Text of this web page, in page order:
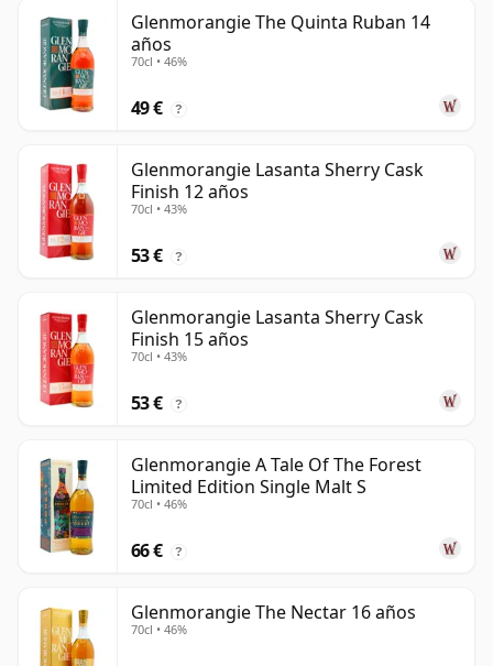
Glenmorangie The Quinta Ruban 14
años
70cl • 46%
49 € ?
Glenmorangie Lasanta Sherry Cask
Finish 12 años
70cl • 43%
53 € ?
Glenmorangie Lasanta Sherry Cask
Finish 15 años
70cl • 43%
53 € ?
Glenmorangie A Tale Of The Forest
Limited Edition Single Malt S
70cl • 46%
66 € ?
Glenmorangie The Nectar 16 años
70cl • 46%